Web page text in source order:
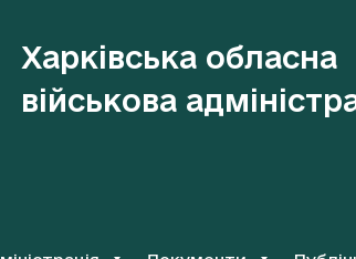
Харківська обласна
військова